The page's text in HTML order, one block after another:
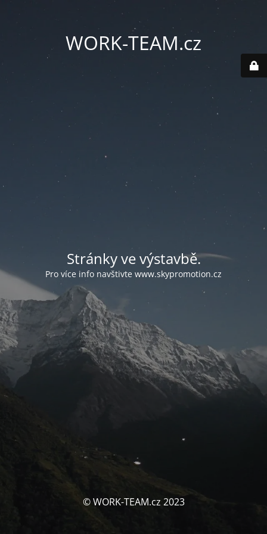
WORK-TEAM.cz
Stránky ve výstavbě.
Pro více info navštivte www.skypromotion.cz
© WORK-TEAM.cz 2023